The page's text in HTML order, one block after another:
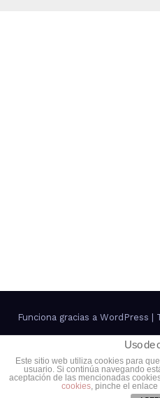
Funciona gracias a WordPress |
Política de
Más información
Uso de
Este sitio web utiliza cookies para
usuario. Si continúa navegando
aceptación de las mencionadas
cookies, pinche el